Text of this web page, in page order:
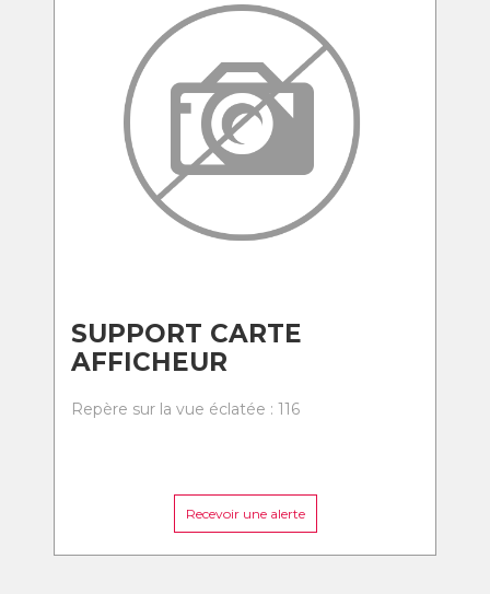
SUPPORT CARTE
AFFICHEUR
Repère sur la vue éclatée : 116
Recevoir une alerte